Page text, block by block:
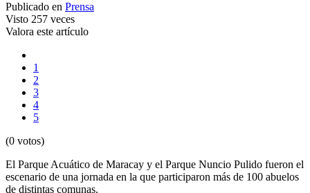
Publicado en Prensa
Visto 257 veces
Valora este artículo
1
2
3
4
5
(0 votos)
El Parque Acuático de Maracay y el Parque Nuncio Pulido fueron el
escenario de una jornada en la que participaron más de 100 abuelos
de distintas comunas.